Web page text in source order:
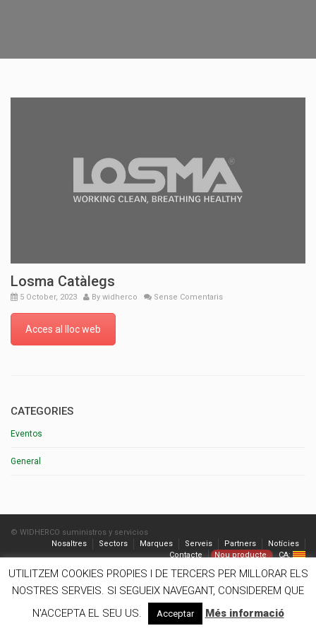
Losma Catàlegs
5 October, 2023 By widherco Sense Comentaris
Acces al lloc web
CATEGORIES
Eventos
General
© WIDHERCO suministros y servicios
Nosaltres
Sectors Marques Serveis Partners
Notícies
Contacte
Nou producte CA:
UTILITZEM COOKIES PROPIES I DE TERCERS PER MILLORAR ELS
NOSTRES SERVEIS. SI SEGUEIX NAVEGANT, CONSIDEREM QUE
N'ACCEPTA EL SEU US.
Acceptar Més informació